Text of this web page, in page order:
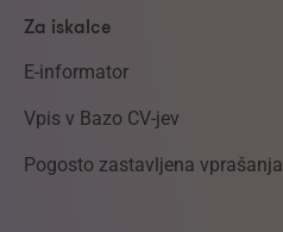
Za iskalce
E-informator
Vpis v Bazo CV-jev
Pogosto zastavljena vprašanja